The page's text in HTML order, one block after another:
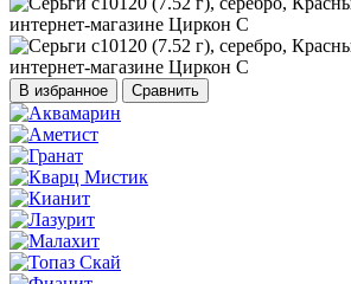
В избранное Сравнить